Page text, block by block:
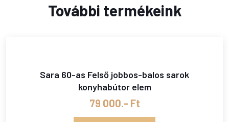
További termékeink
Sara 60-as Felső jobbos-balos sarok
konyhabútor elem
79 000.- Ft